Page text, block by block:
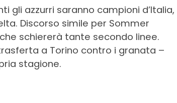
gli azzurri saranno campioni d’Italia,
Discorso simile per Sommer
schiererà tante secondo linee.
a Torino contro i granata –
stagione.